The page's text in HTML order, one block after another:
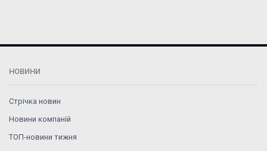
НОВИНИ
Стрічка новин
Новини компаній
ТОП-новини тижня